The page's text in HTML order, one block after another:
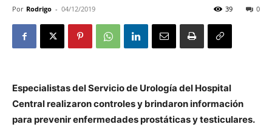
Por Rodrigo - 04/12/2019 0
39
Especialistas del Servicio de Urología del Hospital
Central realizaron controles y brindaron información
para prevenir enfermedades prostáticas y testiculares.